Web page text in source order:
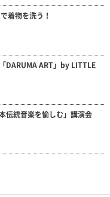
着物を洗う！
DARUMA ART」by LITTLE
伝統音楽を愉しむ」講演会